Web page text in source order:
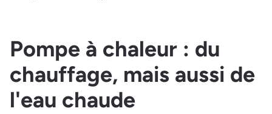
Pompe à chaleur : du
chauffage, mais aussi de
l'eau chaude